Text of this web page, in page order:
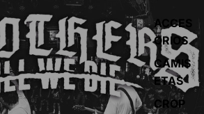
ACCES
ORIOS
CAMIS
ETAS
CROP